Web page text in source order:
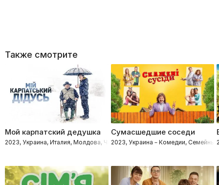
Также смотрите
Мой карпатский дедушка
2023, Украина, Италия, Молдова, Чехия – Комедии, Семейные,
Сумасшедшие соседи
2023, Украина – Комедии, Семейные